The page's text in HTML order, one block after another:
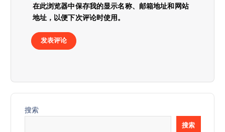
在此浏览器中保存我的显示名称、邮箱地址和网站
地址，以便下次评论时使用。
搜索
搜索